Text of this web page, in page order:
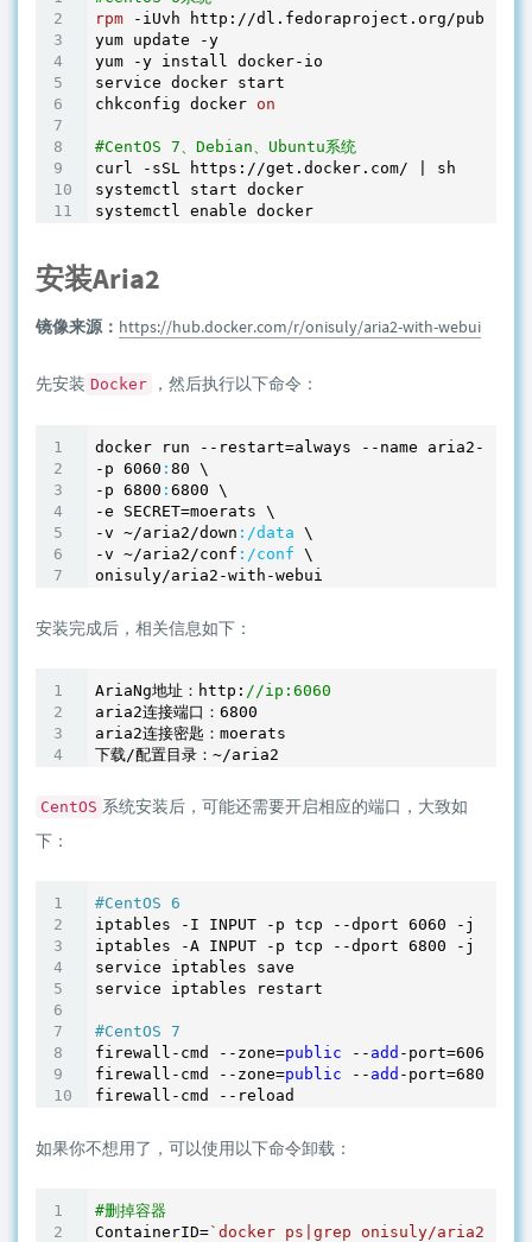
rpm -iUvh http://dl.fedoraproject.org/pub/epel/
yum update -y
yum -y install docker-io
service docker start
chkconfig docker on
#CentOS 7、Debian、Ubuntu系统
curl -sSL https://get.docker.com/ | sh
systemctl start docker
安装Aria2
镜像来源： https://hub.docker.com/r/onisuly/aria2-with-webui
先安装 Docker ，然后执行以下命令：
docker run --restart=always --name aria2-
-p 6060 : 80 \
-p 6800 : 6800 \
-e SECRET=moerats \
-v ~/aria2/down :/data \
-v ~/aria2/conf :/conf \
安装完成后，相关信息如下：
AriaNg地址：http: //ip:6060
aria2连接端口： 6800
aria2连接密匙：moerats
CentOS 系统安装后，可能还需要开启相应的端口，大致如
下：
#CentOS 6
iptables -I INPUT -p tcp --dport 6060 -j
iptables -A INPUT -p tcp --dport 6800 -j
service iptables save
service iptables restart
#CentOS 7
firewall-cmd --zone=public -- add -port=6060
firewall-cmd --zone=public -- add -port=6800
如果你不想用了，可以使用以下命令卸载：
#删掉容器
ContainerID=`docker ps|grep onisuly/aria2-